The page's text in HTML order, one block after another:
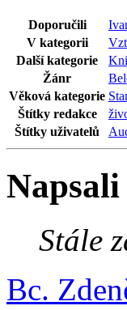
Doporučili
V kategorii
Další kategorie
Žánr
Věková kategorie
Štítky redakce
Štítky uživatelů
Stále
Bc.